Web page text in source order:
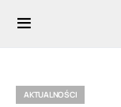
AKTUALNOŚCI